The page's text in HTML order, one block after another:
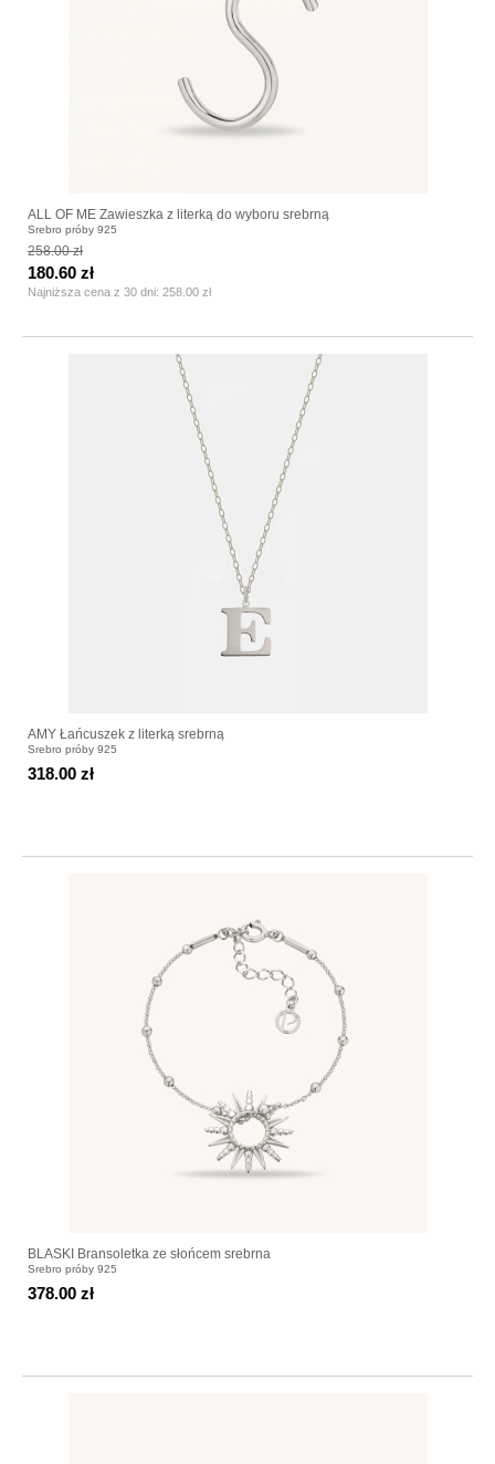
ALL OF ME Zawieszka z literką do wyboru srebrną
Srebro próby 925
258.00 zł
Najniższa cena z 30 dni: 258.00 zł
180.60 zł
AMY Łańcuszek z literką srebrną
Srebro próby 925
318.00 zł
BLASKI Bransoletka ze słońcem srebrna
Srebro próby 925
378.00 zł